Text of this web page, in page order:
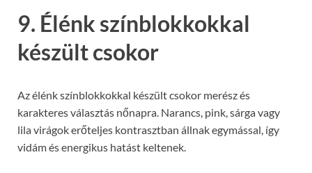
9. Élénk színblokkokkal
készült csokor
Az élénk színblokkokkal készült csokor merész és
karakteres választás nőnapra. Narancs, pink, sárga vagy
lila virágok erőteljes kontrasztban állnak egymással, így
vidám és energikus hatást keltenek.